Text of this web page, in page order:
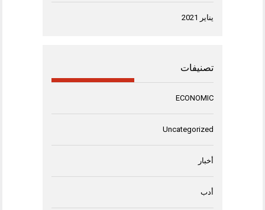
يناير 2021
تصنيفات
ECONOMIC
Uncategorized
أخبار
أدب